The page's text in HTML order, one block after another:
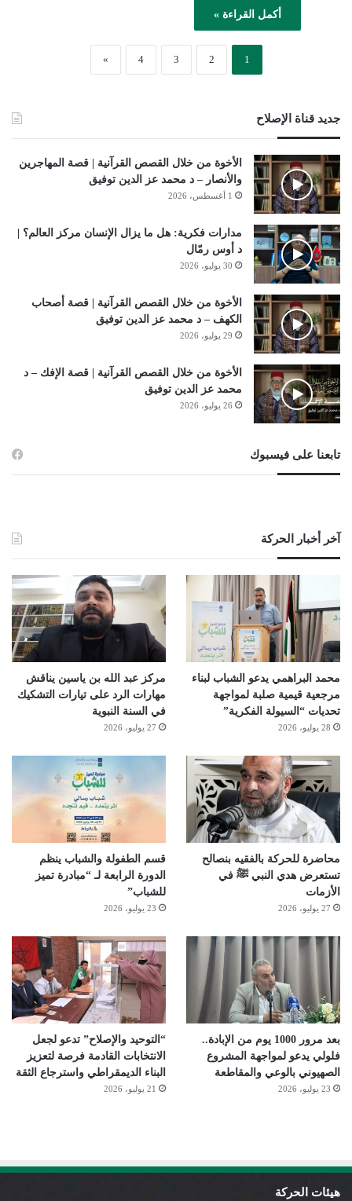
أكمل القراءة »
1
2
3
4
»
جديد قناة الإصلاح
الأخوة من خلال القصص القرآنية | قصة المهاجرين
والأنصار – د محمد عز الدين توفيق
1 أغسطس، 2026
مدارات فكرية: هل ما يزال الإنسان مركز العالم؟ |
د أوس رمّال
30 يوليو، 2026
الأخوة من خلال القصص القرآنية | قصة أصحاب
الكهف – د محمد عز الدين توفيق
29 يوليو، 2026
الأخوة من خلال القصص القرآنية | قصة الإفك – د
محمد عز الدين توفيق
26 يوليو، 2026
تابعنا على فيسبوك
آخر أخبار الحركة
محمد البراهمي يدعو الشباب لبناء
مرجعية قيمية صلبة لمواجهة
تحديات “السيولة الفكرية”
28 يوليو، 2026
مركز عبد الله بن ياسين يناقش
مهارات الرد على تيارات التشكيك
في السنة النبوية
27 يوليو، 2026
محاضرة للحركة بالفقيه بنصالح
تستعرض هدي النبي ﷺ في
الأزمات
27 يوليو، 2026
قسم الطفولة والشباب ينظم
الدورة الرابعة لـ “مبادرة تميز
للشباب”
23 يوليو، 2026
بعد مرور 1000 يوم من الإبادة..
فلولي يدعو لمواجهة المشروع
الصهيوني بالوعي والمقاطعة
23 يوليو، 2026
“التوحيد والإصلاح” تدعو لجعل
الانتخابات القادمة فرصة لتعزيز
البناء الديمقراطي واسترجاع الثقة
21 يوليو، 2026
هيئات الحركة